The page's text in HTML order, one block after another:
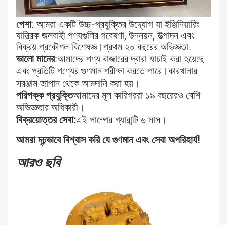
পেশা: আমরা একটি উচ্চ-প্রযুক্তির উদ্যোগ যা ইঞ্জিনিয়ারিং
যান্ত্রিক জলবাহী পণ্যগুলির গবেষণা, উন্নয়ন, উত্পাদন এবং
বিক্রয় প্রকৌশল বিশেষজ্ঞ।প্রথম ২০ বছরের অভিজ্ঞতা.
ভালো মানের:আমাদের পণ্য বাজারের দ্বারা যাচাই করা হয়েছে
এবং প্রতিটি পণ্যের গুণমান পরীক্ষা করতে পারে।কারখানার
সরঞ্জাম জাপান থেকে আমদানি করা হয়।
পরিপক্ক প্রযুক্তিআমাদের মূল কারিগররা ১৯ বছরেরও বেশি
অভিজ্ঞতার অধিকারী।
বিক্রয়োত্তর সেবা:এই পাম্পের গ্যারান্টি ৬ মাস।
আমরা দৃঢ়ভাবে বিশ্বাস করি যে গুণমান এবং সেবা অপরিহার্য!
আরও ছবি